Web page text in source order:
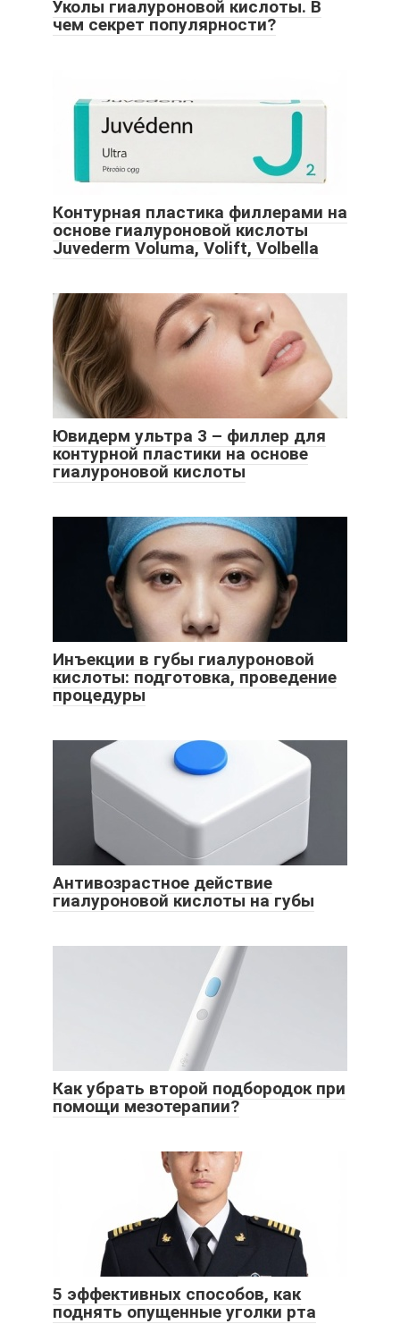
Уколы гиалуроновой кислоты. В
чем секрет популярности?
Контурная пластика филлерами на
основе гиалуроновой кислоты
Juvederm Voluma, Volift, Volbella
Ювидерм ультра 3 – филлер для
контурной пластики на основе
гиалуроновой кислоты
Инъекции в губы гиалуроновой
кислоты: подготовка, проведение
процедуры
Антивозрастное действие
гиалуроновой кислоты на губы
Как убрать второй подбородок при
помощи мезотерапии?
5 эффективных способов, как
поднять опущенные уголки рта